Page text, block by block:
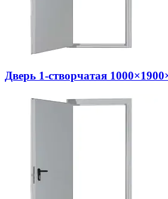
Дверь 1-створчатая